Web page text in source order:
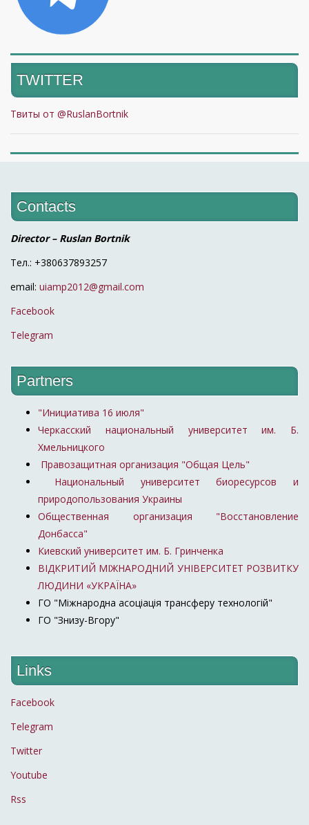
TWITTER
Твиты от @RuslanBortnik
Contacts
Director – Ruslan Bortnik
Тел.: +380637893257
email: uiamp2012@gmail.com
Facebook
Telegram
Partners
"Инициатива 16 июля"
Черкасский национальный университет им. Б.
Хмельницкого
Правозащитная организация "Общая Цель"
Национальный университет биоресурсов и
природопользования Украины
Общественная организация "Восстановление
Донбасса"
Киевский университет им. Б. Гринченка
ВІДКРИТИЙ МІЖНАРОДНИЙ УНІВЕРСИТЕТ РОЗВИТКУ
ЛЮДИНИ «УКРАЇНА»
ГО "Міжнародна асоціація трансферу технологій"
ГО "Знизу-Вгору"
Links
Facebook
Telegram
Twitter
Youtube
Rss